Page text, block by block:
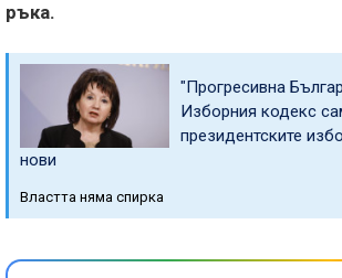
ръка.
"Прогресивна
Изборния кодекс
президентските
нови
Властта няма спирка